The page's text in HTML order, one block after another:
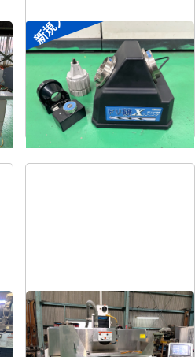
新規入荷
ドリル研削盤
メーカー ニシガキ
形 式ドリ研Xシンニング
式-
平面研削盤
メーカー クロダ